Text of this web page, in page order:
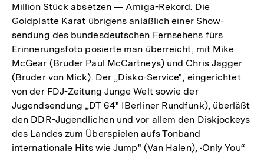
Million Stück absetzen — Amiga-Rekord. Die
Goldplatte Karat übrigens anläßlich einer Show-
sendung des bundesdeutschen Fernsehens fürs
Erinnerungsfoto posierte man überreicht, mit Mike
McGear (Bruder Paul McCartneys) und Chris Jagger
(Bruder von Mick). Der „Disko-Service", eingerichtet
von der FDJ-Zeitung Junge Welt sowie der
Jugendsendung „DT 64" IBerliner Rundfunk), überläßt
den DDR-Jugendlichen und vor allem den Diskjockeys
des Landes zum Überspielen aufs Tonband
internationale Hits wie Jump" (Van Halen), •Only You“